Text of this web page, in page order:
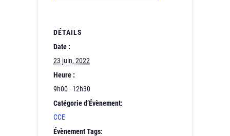
DÉTAILS
Date :
23 juin, 2022
Heure :
9h00 - 12h30
Catégorie d’Évènement:
CCE
Évènement Tags: